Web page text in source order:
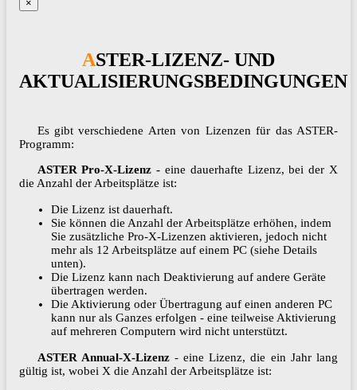
×
ASTER-LIZENZ- UND
AKTUALISIERUNGSBEDINGUNGEN
Es gibt verschiedene Arten von Lizenzen für das ASTER-
Programm:
ASTER Pro-X-Lizenz - eine dauerhafte Lizenz, bei der X
die Anzahl der Arbeitsplätze ist:
Die Lizenz ist dauerhaft.
Sie können die Anzahl der Arbeitsplätze erhöhen, indem
Sie zusätzliche Pro-X-Lizenzen aktivieren, jedoch nicht
mehr als 12 Arbeitsplätze auf einem PC (siehe Details
unten).
Die Lizenz kann nach Deaktivierung auf andere Geräte
übertragen werden.
Die Aktivierung oder Übertragung auf einen anderen PC
kann nur als Ganzes erfolgen - eine teilweise Aktivierung
auf mehreren Computern wird nicht unterstützt.
ASTER Annual-X-Lizenz- eine Lizenz, die ein Jahr lang
gültig ist, wobei X die Anzahl der Arbeitsplätze ist: